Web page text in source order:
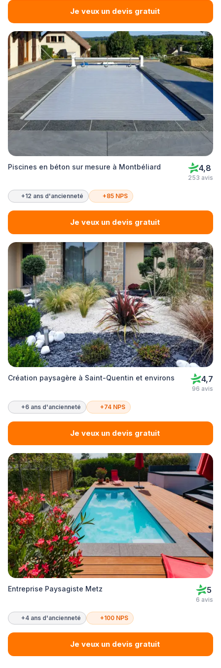
Je veux un devis gratuit
Piscines en béton sur mesure à Montbéliard 4,8
253 avis
+12 ans d'ancienneté +85 NPS
Je veux un devis gratuit
Création paysagère à Saint-Quentin et environs 4,7
96 avis
+6 ans d'ancienneté +74 NPS
Je veux un devis gratuit
Entreprise Paysagiste Metz 5
6 avis
+4 ans d'ancienneté +100 NPS
Je veux un devis gratuit